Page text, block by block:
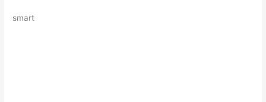
smart